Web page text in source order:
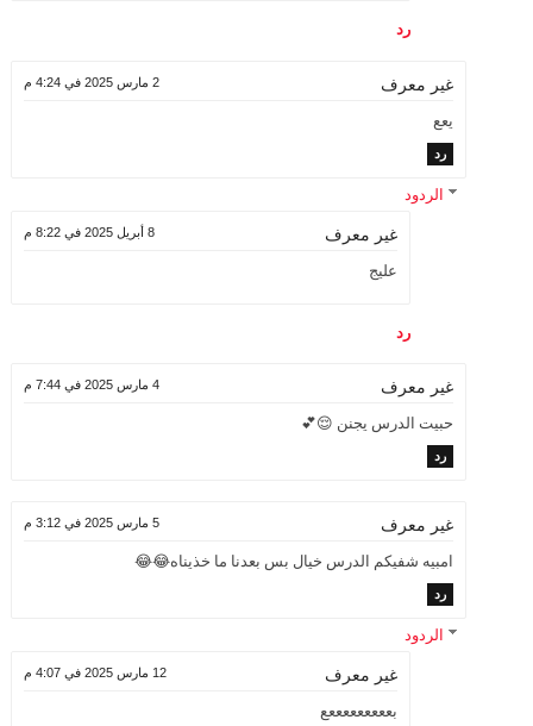
رد
غير معرف 2 مارس 2025 في 4:24 م
يعع
رد
الردود
غير معرف 8 أبريل 2025 في 8:22 م
عليج
رد
غير معرف 4 مارس 2025 في 7:44 م
حبيت الدرس يجنن 😌💕
رد
غير معرف 5 مارس 2025 في 3:12 م
امبيه شفيكم الدرس خيال بس بعدنا ما خذيناه😂😂
رد
الردود
غير معرف 12 مارس 2025 في 4:07 م
بعععععععععع